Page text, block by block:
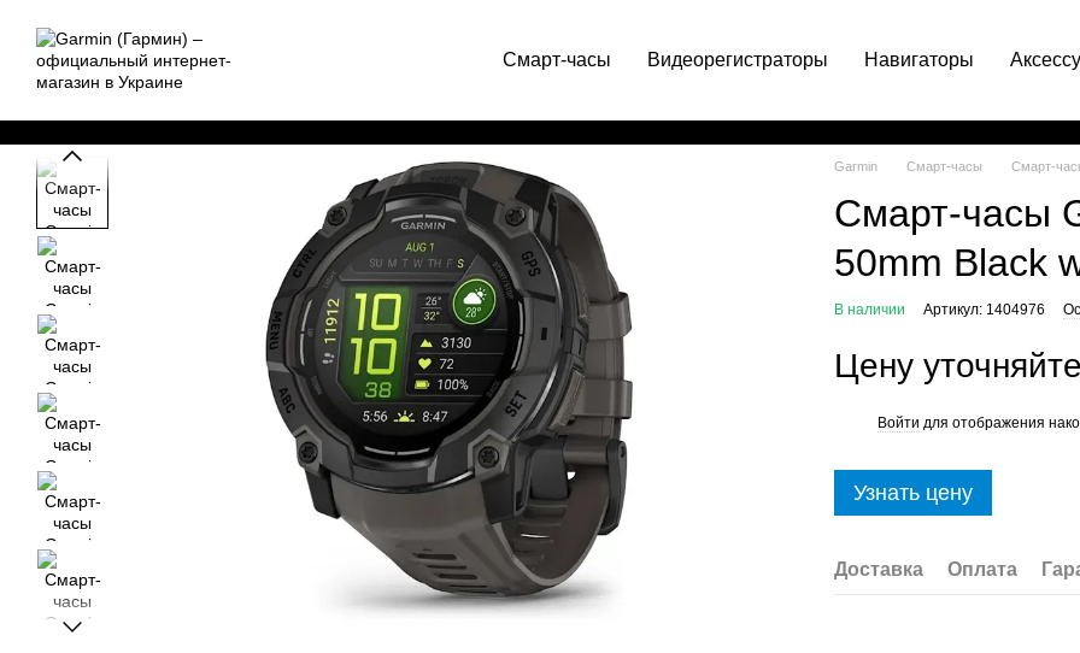
Смарт-часы Видеорегистраторы Навигаторы
Garmin Смарт-часы Смарт-
Смарт-часы
50mm Black
В наличии Артикул: 1404976
Цену уточняйте
Войти для отображения
Узнать цену
Доставка Оплата